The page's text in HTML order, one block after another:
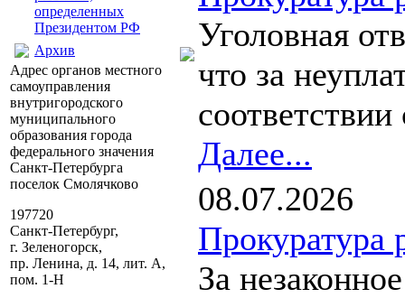
определенных
Президентом РФ
Архив
Адрес органов местного
самоуправления
внутригородского
муниципального
образования города
федерального значения
Санкт-Петербурга
поселок Смолячково
197720
Санкт-Петербург,
г. Зеленогорск,
пр. Ленина, д. 14, лит. А,
пом. 1-Н
Уголовная
что за
Далее...
08.07.2026
Прокуратура
За